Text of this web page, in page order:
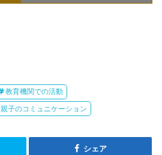
教育機関での活動
親子のコミュニケーション
シェア